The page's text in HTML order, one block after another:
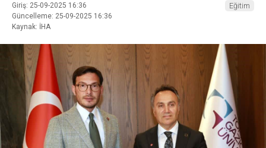
Giriş: 25-09-2025 16:36
Güncelleme: 25-09-2025 16:36
Kaynak: İHA
Eğitim